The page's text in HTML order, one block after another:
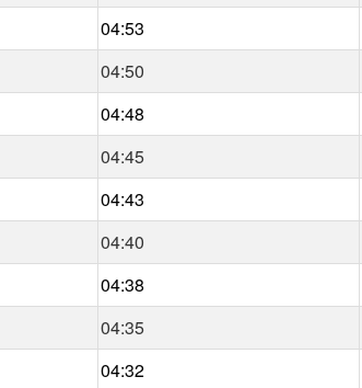
04:53
04:50
04:48
04:45
04:43
04:40
04:38
04:35
04:32